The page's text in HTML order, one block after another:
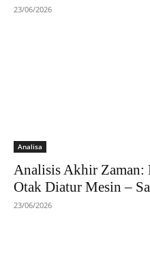
23/06/2026
Analisa
Analisis Akhir Zaman:
Otak Diatur Mesin –
23/06/2026